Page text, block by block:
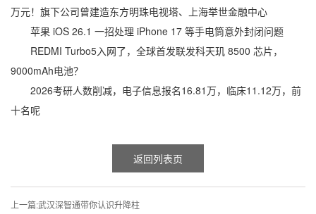
万元！旗下公司曾建造东方明珠电视塔、上海举世金融中心
苹果 iOS 26.1 一招处理 iPhone 17 等手电筒意外封闭问题
REDMI Turbo5入网了，全球首发联发科天玑 8500 芯片，
9000mAh电池？
2026考研人数削减，电子信息报名16.81万，临床11.12万，前
十名呢
返回列表页
上一篇:武汉深智通带你认识升降柱